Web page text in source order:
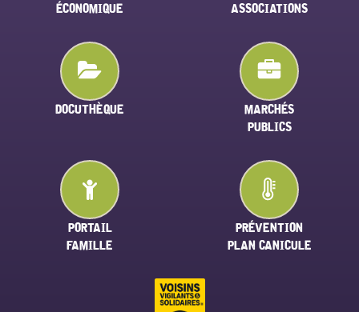
ÉCONOMIQUE
ASSOCIATIONS
DOCUTHÈQUE
MARCHÉS
PUBLICS
PORTAIL
FAMILLE
PRÉVENTION
PLAN CANICULE